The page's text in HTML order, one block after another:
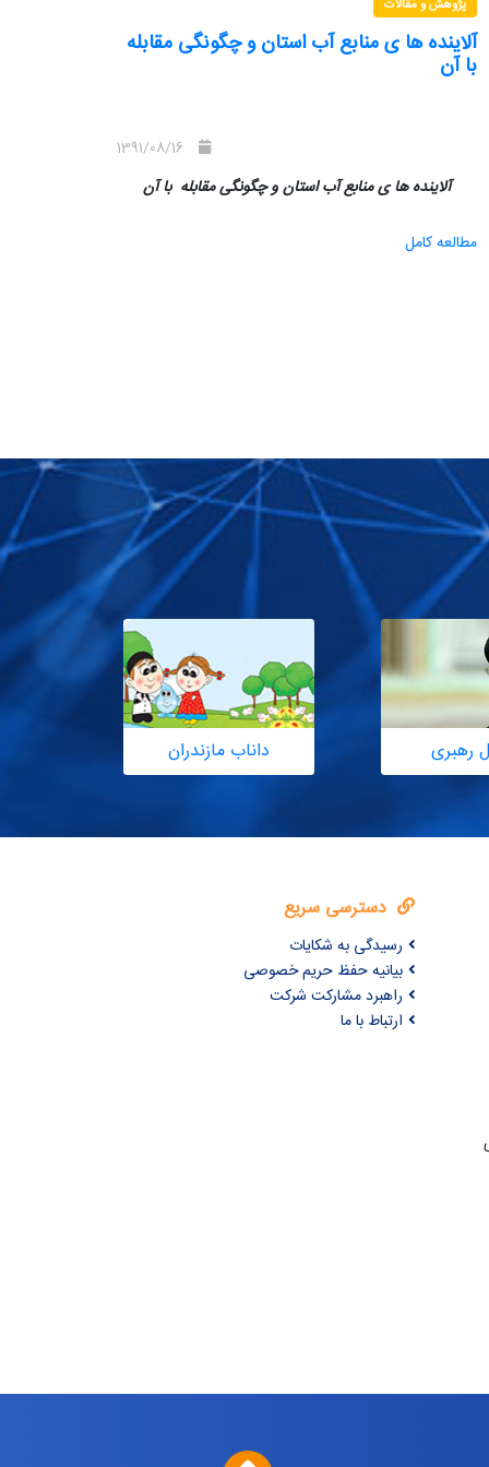
پژوهش و مقالات
آلاینده ها ی منابع آب استان و چگونگی مقابله
با آن
آلاینده ها ی منابع آب استانو چگونگی مقابله با آن
مطالعه کامل
رهبری داناب مازندران
دسترسی سریع
رسیدگی به شکایات
بیانیه حفظ حریم خصوصی
راهبرد مشارکت شرکت
ارتباط با ما